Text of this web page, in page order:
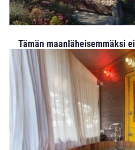
Tämän maanläheisemmäksi